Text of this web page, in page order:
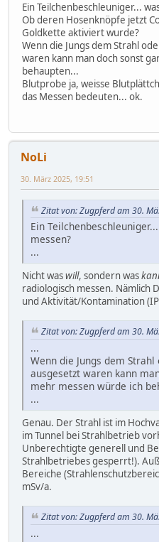
Ein Teilchenbeschleuniger...
Ob deren Hosenknöpfe jetzt
Goldkette aktiviert wurde?
Wenn die Jungs dem Strahl
waren kann man doch sonst
behaupten...
Blutprobe ja, weisse
das Messen bedeuten... ok.
NoLi
30. März 2025, 19:51
Zitat von: Zugpferd am 30.
Ein
messen?
...
Nicht waswill, sondern was
radiologisch messen. Nämlich
und Aktivität/Kontamination
Zitat von: Zugpferd am 30.
...
Wenn die Jungs dem
ausgesetzt waren kann
mehr messen würde ich
...
Genau. Der Strahl ist im
im Tunnel bei Strahlbetrieb
Unberechtigte generell und
Strahlbetriebes gesperrt!).
Bereiche
mSv/a.
Zitat von: Zugpferd am 30.
...